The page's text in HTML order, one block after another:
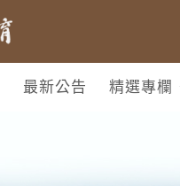
最新公告 精選專欄